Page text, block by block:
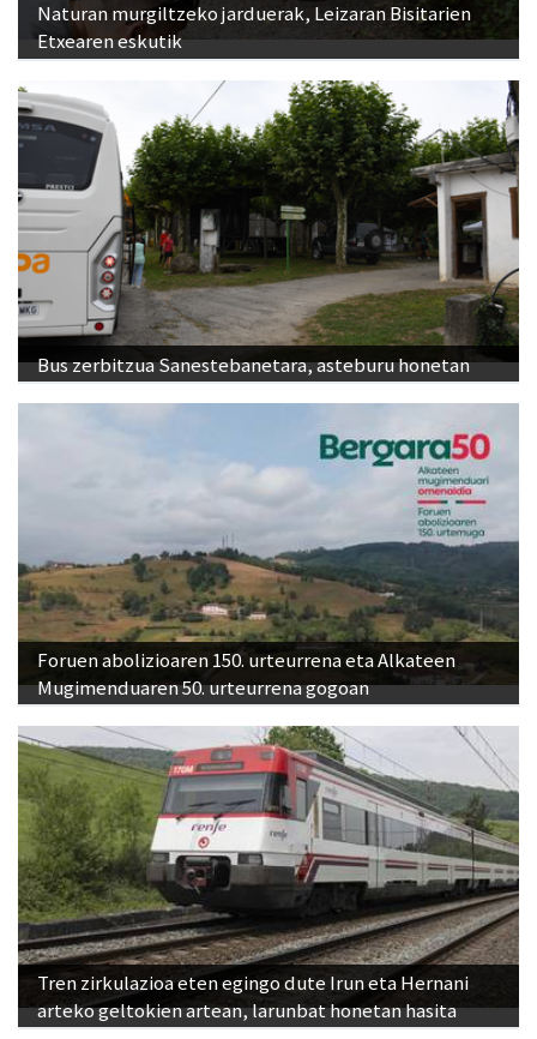
Naturan murgiltzeko jarduerak, Leizaran Bisitarien
Etxearen eskutik
Bus zerbitzua Sanestebanetara, asteburu honetan
Foruen abolizioaren 150. urteurrena eta Alkateen
Mugimenduaren 50. urteurrena gogoan
Tren zirkulazioa eten egingo dute Irun eta Hernani
arteko geltokien artean, larunbat honetan hasita